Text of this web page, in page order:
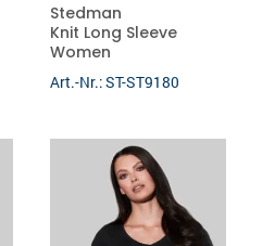
Stedman
Knit Long Sleeve
Women
Art.-Nr.: ST-ST9180